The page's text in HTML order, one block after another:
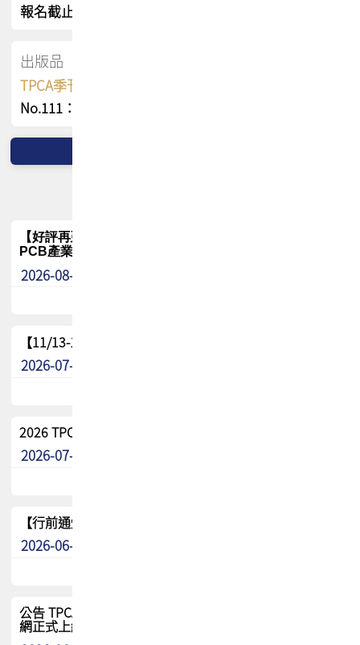
報名截止日 : 8/3 活動日期 : 8/15
出版品
TPCA季刊 FREE 線上版
No.111：PCB全球風險布局與韌性
【好評再延長】PCB GPT 全面開放體驗延長到8月!!
PCB產業專屬 AI 知識平台
2026-08-04
【11/13-15】2026 TPCA 百岳登頂_南橫三星
2026-07-22
2026 TPCA中南區會員問卷暨7/31交流餐敘報名
2026-07-08
【行前通知】8/15(六) 2026 TPCA健康盃保齡球聯誼賽
2026-06-29
公告 TPCA 台灣電路板協會官網將迎來新面貌，7/1 新官
網正式上線！